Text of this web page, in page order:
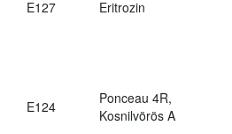
E127
Eritrozin
E124
Ponceau 4R,
Kosnilvörös A